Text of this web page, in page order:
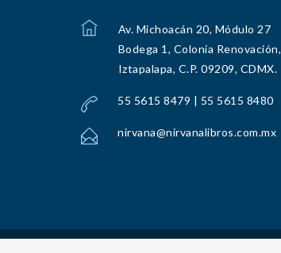
Av. Michoacán 20, Módulo 27
Bodega 1, Colonia Renovación,
Iztapalapa, C.P. 09209, CDMX.
55 5615 8479 | 55 5615 8480
nirvana@nirvanalibros.com.mx